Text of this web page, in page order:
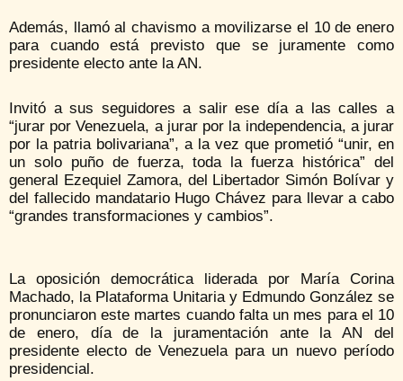
Además, llamó al chavismo a movilizarse el 10 de enero
para cuando está previsto que se juramente como
presidente electo ante la AN.
Invitó a sus seguidores a salir ese día a las calles a
“jurar por Venezuela, a jurar por la independencia, a jurar
por la patria bolivariana”, a la vez que prometió “unir, en
un solo puño de fuerza, toda la fuerza histórica” del
general Ezequiel Zamora, del Libertador Simón Bolívar y
del fallecido mandatario Hugo Chávez para llevar a cabo
“grandes transformaciones y cambios”.
La oposición democrática liderada por María Corina
Machado, la Plataforma Unitaria y Edmundo González se
pronunciaron este martes cuando falta un mes para el 10
de enero, día de la juramentación ante la AN del
presidente electo de Venezuela para un nuevo período
presidencial.